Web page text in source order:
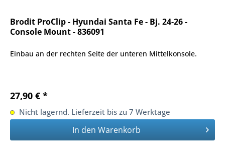
Brodit ProClip - Hyundai Santa Fe - Bj. 24-26 -
Console Mount - 836091
Einbau an der rechten Seite der unteren Mittelkonsole.
27,90 € *
Nicht lagernd. Lieferzeit bis zu 7 Werktage
In den Warenkorb